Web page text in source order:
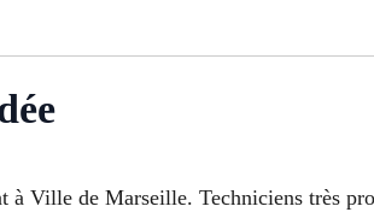
à Ville de Marseille. Techniciens très